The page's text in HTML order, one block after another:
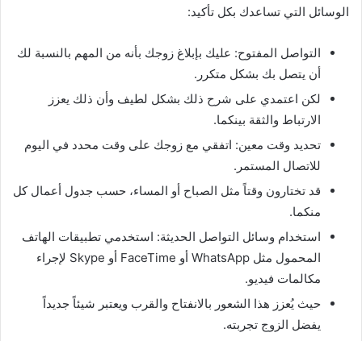
الوسائل التي تساعدك بكل تأكيد:
التواصل المفتوح: عليك بإبلاغ زوجك بأنه من المهم بالنسبة لك
أن يتصل بك بشكل متكرر.
لكن اعتمدي على شرح ذلك بشكل لطيف وأن ذلك يعزز
الارتباط والثقة بينكما.
تحديد وقت معين: اتفقي مع زوجك على وقت محدد في اليوم
للاتصال المستمر.
قد تختارون وقتاً مثل الصباح أو المساء، حسب جدول أعمال كل
منكما.
استخدام وسائل التواصل الحديثة: استخدمي تطبيقات الهاتف
المحمول مثل WhatsApp أو FaceTime أو Skype لإجراء
مكالمات فيديو.
حيث يُعزز هذا الشعور بالانفتاح والقرب ويعتبر شيئاً جديداً
يفضل الزوج تجربته.